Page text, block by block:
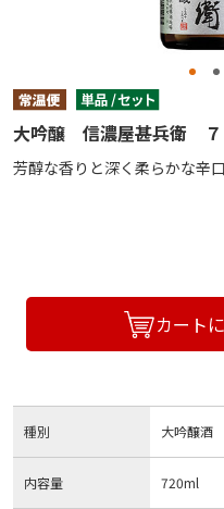
大吟醸 信濃屋甚兵衛 ７
芳醇な香りと深く柔らかな辛
カート
種別 大吟醸酒
内容量 720ml